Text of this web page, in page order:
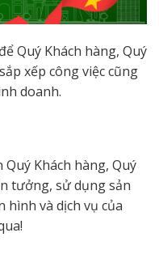
Quý Khách hàng, Quý
xếp công việc cũng
doanh.
Khách hàng, Quý
tưởng, sử dụng sản
hình và dịch vụ của